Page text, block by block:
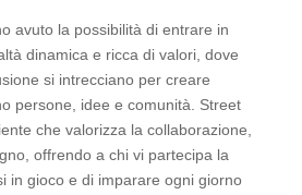
avuto la possibilità di entrare in
dinamica e ricca di valori, dove
si intrecciano per creare
persone, idee e comunità. Street
che valorizza la collaborazione,
offrendo a chi vi partecipa la
in gioco e di imparare ogni giorno